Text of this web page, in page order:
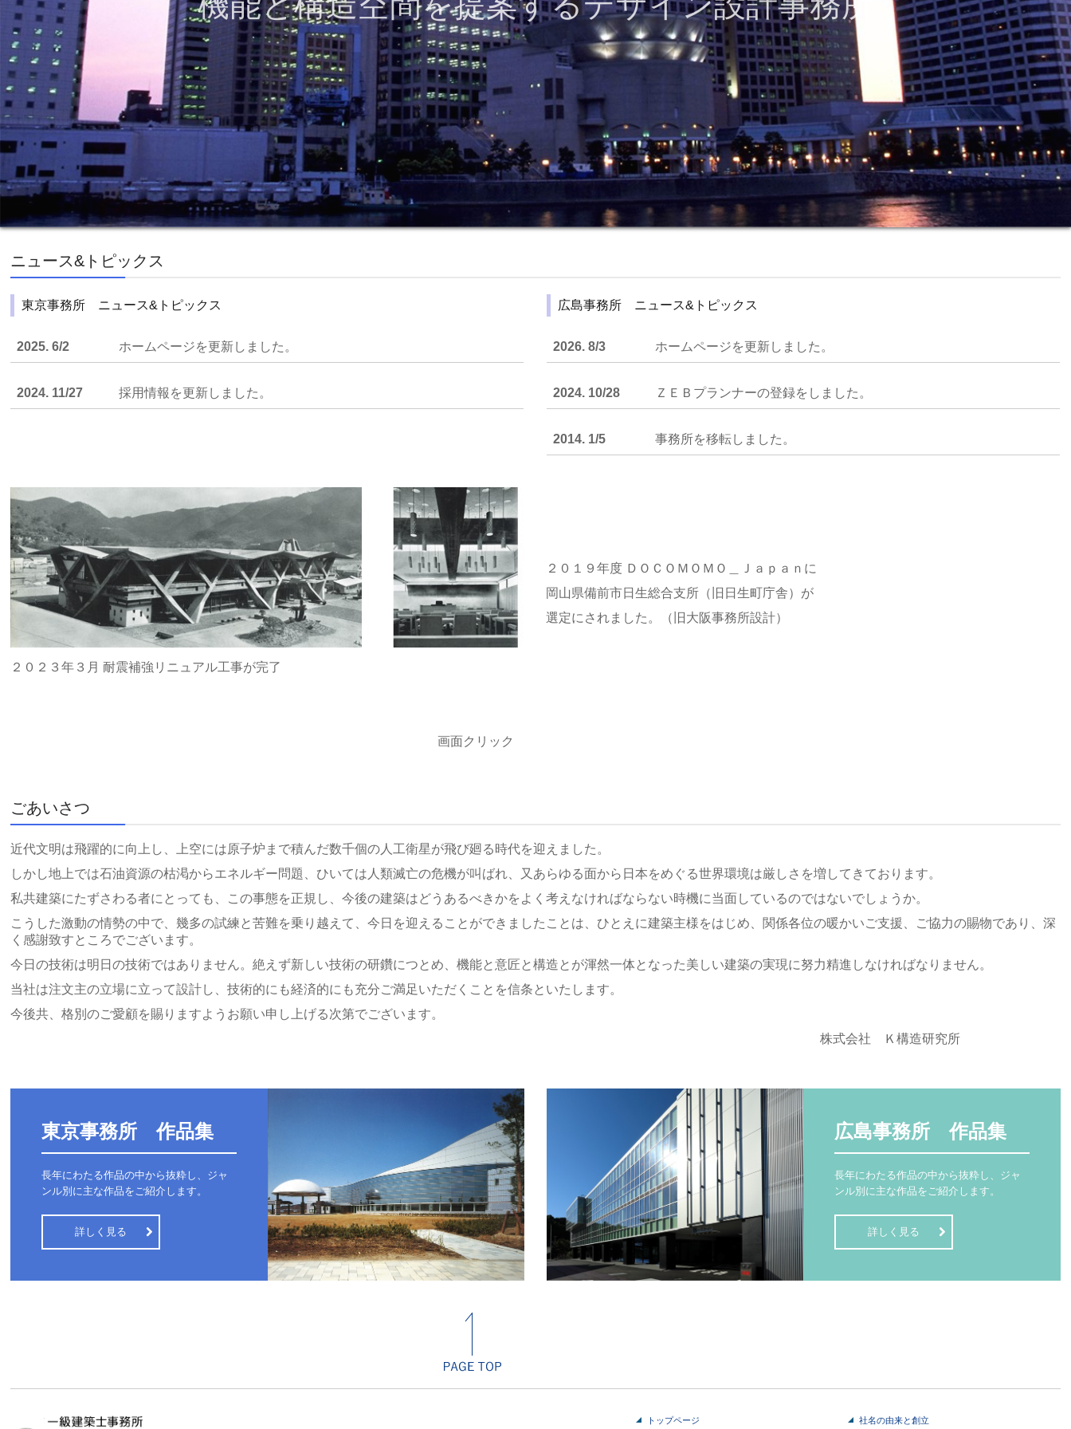
ニュース&トピックス
東京事務所 ニュース&トピックス
2025. 6/2 ホームページを更新しました。
2024. 11/27 採用情報を更新しました。
広島事務所 ニュース&トピックス
2026. 8/3 ホームページを更新しました。
2024. 10/28 ＺＥＢプランナーの登録をしました。
2014. 1/5 事務所を移転しました。
２０１９年度 ＤＯＣＯＭＯＭＯ＿Ｊａｐａｎに
岡山県備前市日生総合支所（旧日生町庁舎）が
選定にされました。（旧大阪事務所設計）
２０２３年３月 耐震補強リニュアル工事が完了
画面クリック
ごあいさつ
近代文明は飛躍的に向上し、上空には原子炉まで積んだ数千個の人工衛星が飛び廻る時代を迎えました。
しかし地上では石油資源の枯渇からエネルギー問題、ひいては人類滅亡の危機が叫ばれ、又あらゆる面から日本をめぐる世界環境は厳しさを増してきております。
私共建築にたずさわる者にとっても、この事態を正規し、今後の建築はどうあるべきかをよく考えなければならない時機に当面しているのではないでしょうか。
こうした激動の情勢の中で、幾多の試練と苦難を乗り越えて、今日を迎えることができましたことは、ひとえに建築主様をはじめ、関係各位の暖かいご支援、ご協力の賜物であり、深
く感謝致すところでございます。
今日の技術は明日の技術ではありません。絶えず新しい技術の研鑽につとめ、機能と意匠と構造とが渾然一体となった美しい建築の実現に努力精進しなければなりません。
当社は注文主の立場に立って設計し、技術的にも経済的にも充分ご満足いただくことを信条といたします。
今後共、格別のご愛顧を賜りますようお願い申し上げる次第でございます。
株式会社 Ｋ構造研究所
東京事務所　作品集
長年にわたる作品の中から抜粋し、ジャ
ンル別に主な作品をご紹介します。
詳しく見る
広島事務所　作品集
長年にわたる作品の中から抜粋し、ジャ
ンル別に主な作品をご紹介します。
詳しく見る
トップページ 社名の由来と創立